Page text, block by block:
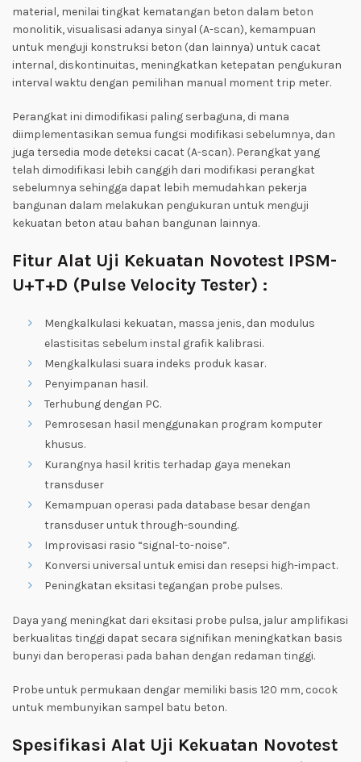
material, menilai tingkat kematangan beton dalam beton
monolitik, visualisasi adanya sinyal (A-scan), kemampuan
untuk menguji konstruksi beton (dan lainnya) untuk cacat
internal, diskontinuitas, meningkatkan ketepatan pengukuran
interval waktu dengan pemilihan manual moment trip meter.
Perangkat ini dimodifikasi paling serbaguna, di mana
diimplementasikan semua fungsi modifikasi sebelumnya, dan
juga tersedia mode deteksi cacat (A-scan). Perangkat yang
telah dimodifikasi lebih canggih dari modifikasi perangkat
sebelumnya sehingga dapat lebih memudahkan pekerja
bangunan dalam melakukan pengukuran untuk menguji
kekuatan beton atau bahan bangunan lainnya.
Fitur Alat Uji Kekuatan Novotest IPSM-
U+T+D (Pulse Velocity Tester) :
Mengkalkulasi kekuatan, massa jenis, dan modulus
elastisitas sebelum instal grafik kalibrasi.
Mengkalkulasi suara indeks produk kasar.
Penyimpanan hasil.
Terhubung dengan PC.
Pemrosesan hasil menggunakan program komputer
khusus.
Kurangnya hasil kritis terhadap gaya menekan
transduser
Kemampuan operasi pada database besar dengan
transduser untuk through-sounding.
Improvisasi rasio “signal-to-noise”.
Konversi universal untuk emisi dan resepsi high-impact.
Peningkatan eksitasi tegangan probe pulses.
Daya yang meningkat dari eksitasi probe pulsa, jalur amplifikasi
berkualitas tinggi dapat secara signifikan meningkatkan basis
bunyi dan beroperasi pada bahan dengan redaman tinggi.
Probe untuk permukaan dengar memiliki basis 120 mm, cocok
untuk membunyikan sampel batu beton.
Spesifikasi Alat Uji Kekuatan Novotest